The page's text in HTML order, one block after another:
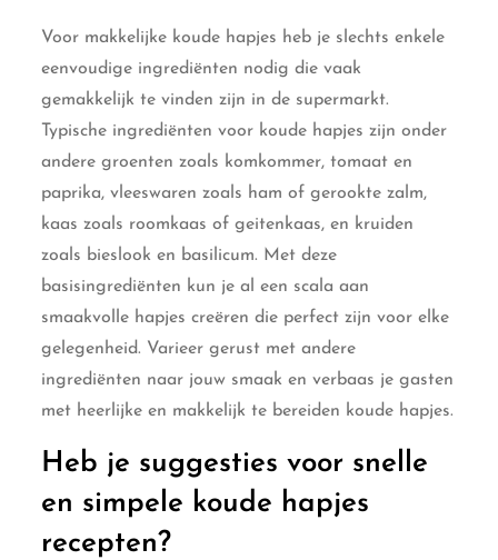
Voor makkelijke koude hapjes heb je slechts enkele
eenvoudige ingrediënten nodig die vaak
gemakkelijk te vinden zijn in de supermarkt.
Typische ingrediënten voor koude hapjes zijn onder
andere groenten zoals komkommer, tomaat en
paprika, vleeswaren zoals ham of gerookte zalm,
kaas zoals roomkaas of geitenkaas, en kruiden
zoals bieslook en basilicum. Met deze
basisingrediënten kun je al een scala aan
smaakvolle hapjes creëren die perfect zijn voor elke
gelegenheid. Varieer gerust met andere
ingrediënten naar jouw smaak en verbaas je gasten
met heerlijke en makkelijk te bereiden koude hapjes.
Heb je suggesties voor snelle
en simpele koude hapjes
recepten?